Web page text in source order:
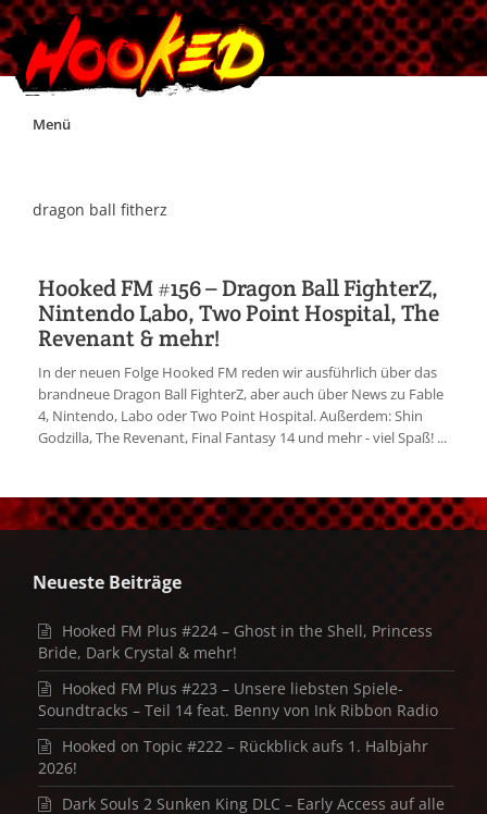
Skip
Menü
Impressum
Jobs
Discord
dragon ball fitherz
Hooked FM #156 – Dragon Ball FighterZ,
Nintendo Labo, Two Point Hospital, The
Revenant & mehr!
In der neuen Folge Hooked FM reden wir ausführlich über das
brandneue Dragon Ball FighterZ, aber auch über News zu Fable
4, Nintendo, Labo oder Two Point Hospital. Außerdem: Shin
Godzilla, The Revenant, Final Fantasy 14 und mehr - viel Spaß! ...
Neueste Beiträge
Hooked FM Plus #224 – Ghost in the Shell, Princess
Bride, Dark Crystal & mehr!
Hooked FM Plus #223 – Unsere liebsten Spiele-
Soundtracks – Teil 14 feat. Benny von Ink Ribbon Radio
Hooked on Topic #222 – Rückblick aufs 1. Halbjahr
2026!
Dark Souls 2 Sunken King DLC – Early Access auf alle